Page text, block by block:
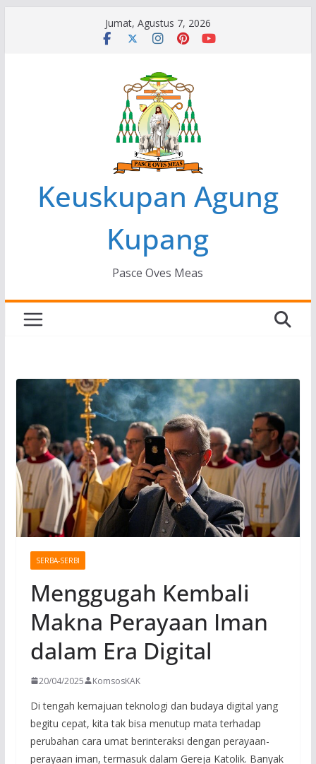
Jumat, Agustus 7, 2026
Keuskupan Agung
Kupang
Pasce Oves Meas
SERBA-SERBI
Menggugah Kembali
Makna Perayaan Iman
dalam Era Digital
20/04/2025 KomsosKAK
Di tengah kemajuan teknologi dan budaya digital yang
begitu cepat, kita tak bisa menutup mata terhadap
perubahan cara umat berinteraksi dengan perayaan-
perayaan iman, termasuk dalam Gereja Katolik. Banyak